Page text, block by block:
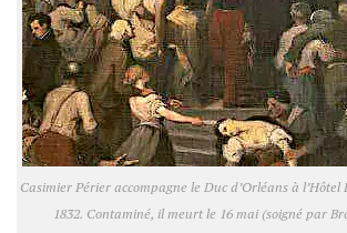
Casimier Périer accompagne le Duc d’Orléans à l’Hôtel
1832. Contaminé, il meurt le 16 mai (soigné par